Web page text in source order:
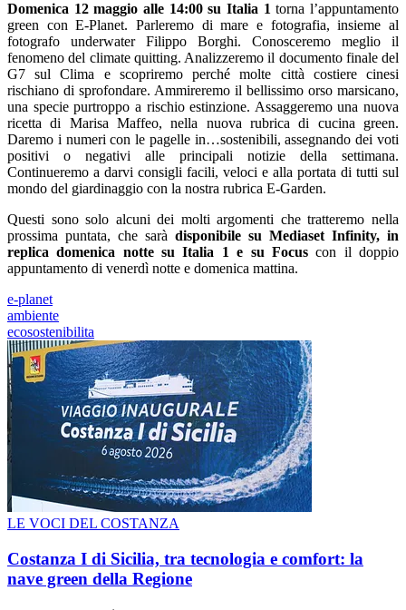
Domenica 12 maggio alle 14:00 su Italia 1torna l’appuntamento
green con E-Planet. Parleremo di mare e fotografia, insieme al
fotografo underwater Filippo Borghi. Conosceremo meglio il
fenomeno del climate quitting. Analizzeremo il documento finale del
G7 sul Clima e scopriremo perché molte città costiere cinesi
rischiano di sprofondare. Ammireremo il bellissimo orso marsicano,
una specie purtroppo a rischio estinzione. Assaggeremo una nuova
ricetta di Marisa Maffeo, nella nuova rubrica di cucina green.
Daremo i numeri con le pagelle in…sostenibili, assegnando dei voti
positivi o negativi alle principali notizie della settimana.
Continueremo a darvi consigli facili, veloci e alla portata di tutti sul
mondo del giardinaggio con la nostra rubrica E-Garden.
Questi sono solo alcuni dei molti argomenti che tratteremo nella
prossima puntata, che sarà disponibile su Mediaset Infinity, in
replica domenica notte su Italia 1 e su Focuscon il doppio
appuntamento di venerdì notte e domenica mattina.
e-planet
ambiente
ecosostenibilita
LE VOCI DEL COSTANZA
Costanza I di Sicilia, tra tecnologia e comfort: la
nave green della Regione